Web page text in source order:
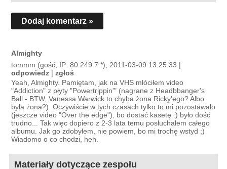
Dodaj komentarz »
Almighty
tommm (gość, IP: 80.249.7.*), 2011-03-09 13:25:33 |
odpowiedz |zgłoś
Yeah, Almighty. Pamiętam, jak na VHS młóciłem video
"Addiction" z płyty "Powertrippin'" (nagrane z Headbbanger's
Ball - BTW, Vanessa Warwick to chyba żona Ricky'ego? Albo
była żona?). Oczywiście w tych czasach tylko to mi pozostawało
(jeszcze video "Over the edge"), bo dostać kasetę :) było dość
trudno... Tak więc dopiero z 2-3 lata temu posłuchałem całego
albumu. Jak go zdobyłem, nie powiem, bo mi trochę wstyd ;)
Wiadomo o co chodzi, heh.
Materiały dotyczące zespołu